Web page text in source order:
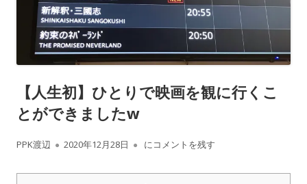
【人生初】ひとりで映画を観に行くこ
とができましたw
作
PPK渡辺
公
2020年12月28日 【人生初】ひとりで映画を観に行くこと
にコメントを残す